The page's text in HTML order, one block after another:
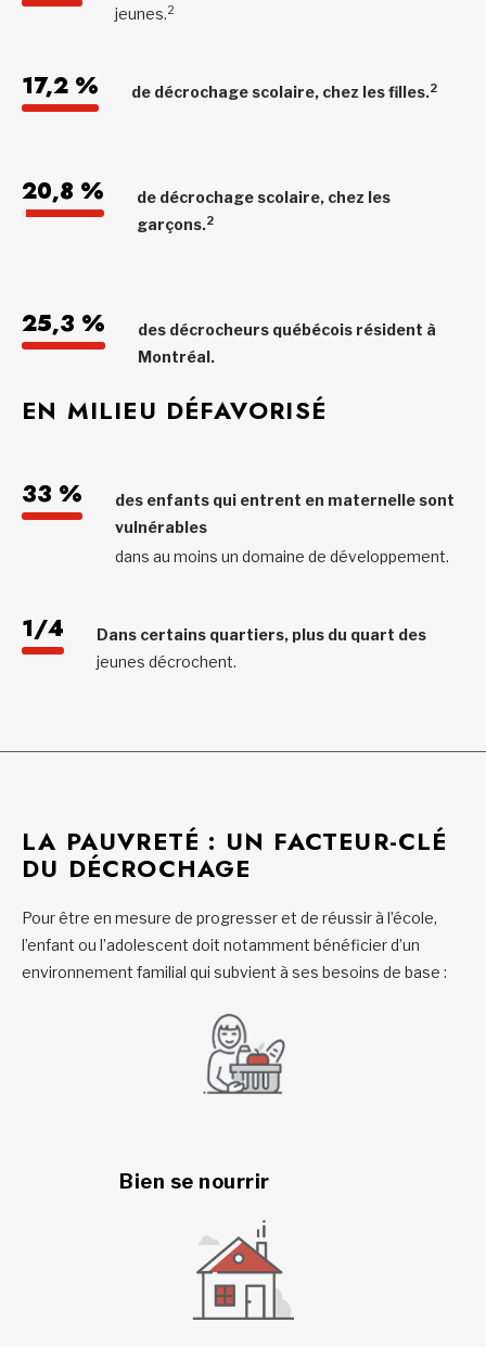
jeunes.2
17,2 % de décrochage scolaire, chez les filles.2
20,8 %
de décrochage scolaire, chez les
garçons.2
25,3 %
des décrocheurs québécois résident à
Montréal.
EN MILIEU DÉFAVORISÉ
33 %
des enfants qui entrent en maternelle sont
vulnérables
dans au moins un domaine de développement.
1/4
Dans certains quartiers, plus du quart des
jeunes décrochent.
LA PAUVRETÉ : UN FACTEUR-CLÉ
DU DÉCROCHAGE
Pour être en mesure de progresser et de réussir à l’école,
l’enfant ou l’adolescent doit notamment bénéficier d’un
environnement familial qui subvient à ses besoins de base :
Bien se nourrir